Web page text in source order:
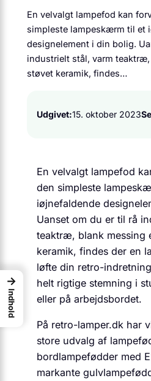
En velvalgt lampefod kan
simpleste lampeskærm til et
designelement i din bolig.
industrielt stål, varm
støvet keramik, findes…
Udgivet:15. oktober 2023
En velvalgt lampefod
den simpleste
iøjnefaldende
Uanset om du er til rå
teaktræ, blank messing
keramik, findes der en
løfte din retro-
helt rigtige stemning i
eller på arbejdsbordet.
På retro-lamper.dk har
store udvalg af
bordlampefødder med
markante
→
Indhold